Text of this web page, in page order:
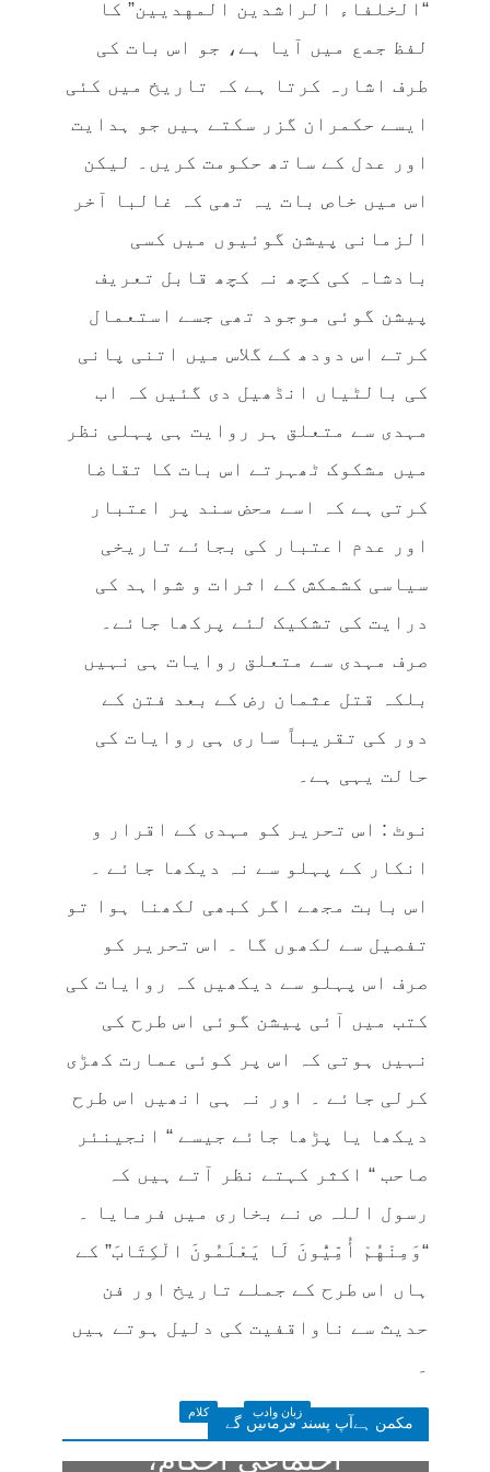
“الخلفاء الراشدين المهديين” کا
لفظ جمع میں آیا ہے، جو اس بات کی
طرف اشارہ کرتا ہے کہ تاریخ میں کئی
ایسے حکمران گزر سکتے ہیں جو ہدایت
اور عدل کے ساتھ حکومت کریں۔ لیکن
اس میں خاص بات یہ تھی کہ غالبا آخر
الزمانی پیشن گوئیوں میں کسی
بادشاہ کی کچھ نہ کچھ قابل تعریف
پیشن گوئی موجود تھی جسے استعمال
کرتے اس دودھ کے گلاس میں اتنی پانی
کی بالٹیاں انڈھیل دی گئیں کہ اب
مہدی سے متعلق ہر روایت ہی پہلی نظر
میں مشکوک ٹھہرتے اس بات کا تقاضا
کرتی ہے کہ اسے محض سند پر اعتبار
اور عدم اعتبار کی بجائے تاریخی
سیاسی کشمکش کے اثرات و شواہد کی
درایت کی تشکیک لئے پرکھا جائے۔
صرف مہدی سے متعلق روایات ہی نہیں
بلکہ قتل عثمان رض کے بعد فتن کے
دور کی تقریباً ساری ہی روایات کی
حالت یہی ہے۔
نوٹ : اس تحریر کو مہدی کے اقرار و
انکار کے پہلو سے نہ دیکھا جائے ۔
اس بابت مجھے اگر کبھی لکھنا ہوا تو
تفصیل سے لکھوں گا ۔ اس تحریر کو
صرف اس پہلو سے دیکھیں کہ روایات کی
کتب میں آئی پیشن گوئی اس طرح کی
نہیں ہوتی کہ اس پر کوئی عمارت کھڑی
کرلی جائے ۔ اور نہ ہی انھیں اس طرح
دیکھا یا پڑھا جائے جیسے “ انجینئر
صاحب “ اکثر کہتے نظر آتے ہیں کہ
رسول اللہ ص نے بخاری میں فرمایا ۔
“وَمِنْهُمْ أُمِّيُّونَ لَا يَعْلَمُونَ الْكِتَابَ” کے
ہاں اس طرح کے جملے تاریخ اور فن
حدیث سے ناواقفیت کی دلیل ہوتے ہیں
مکمن ہےآپ پسند فرمائیں گے
زبان وادب کلام
اجتماعی احکام،